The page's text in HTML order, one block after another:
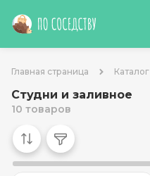
Главная страница Каталог
Студни и заливное
10 товаров